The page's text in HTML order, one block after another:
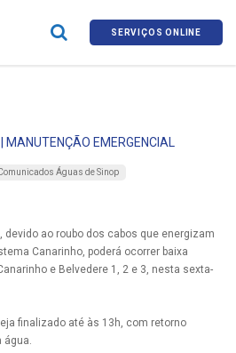
SERVIÇOS ONLINE
MANUTENÇÃO EMERGENCIAL
Águas de Sinop
devido ao roubo dos cabos que energizam
Canarinho, poderá ocorrer baixa
e Belvedere 1, 2 e 3, nesta sexta-
finalizado até às 13h, com retorno
água.